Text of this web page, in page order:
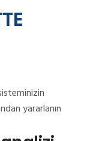
yararlanın